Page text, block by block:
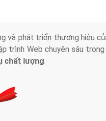
và phát triển thương hiệu
trình Web chuyên sâu
chất lượng